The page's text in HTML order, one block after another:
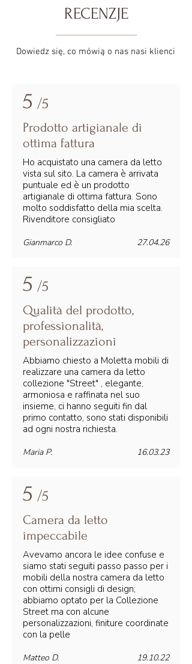
RECENZJE
Dowiedz się, co mówią o nas nasi klienci
5 /5
Prodotto artigianale di
ottima fattura
Ho acquistato una camera da letto
vista sul sito. La camera è arrivata
puntuale ed è un prodotto
artigianale di ottima fattura. Sono
molto soddisfatto della mia scelta.
Rivenditore consigliato
27.04.26
Gianmarco D.
5 /5
Qualità del prodotto,
professionalità,
personalizzazioni
Abbiamo chiesto a Moletta mobili di
realizzare una camera da letto
collezione "Street" , elegante,
armoniosa e raffinata nel suo
insieme, ci hanno seguiti fin dal
primo contatto, sono stati disponibili
ad ogni nostra richiesta.
16.03.23
Maria P.
5 /5
Camera da letto
impeccabile
Avevamo ancora le idee confuse e
siamo stati seguiti passo passo per i
mobili della nostra camera da letto
con ottimi consigli di design;
abbiamo optato per la Collezione
Street ma con alcune
personalizzazioni, finiture coordinate
con la pelle
19.10.22
Matteo D.